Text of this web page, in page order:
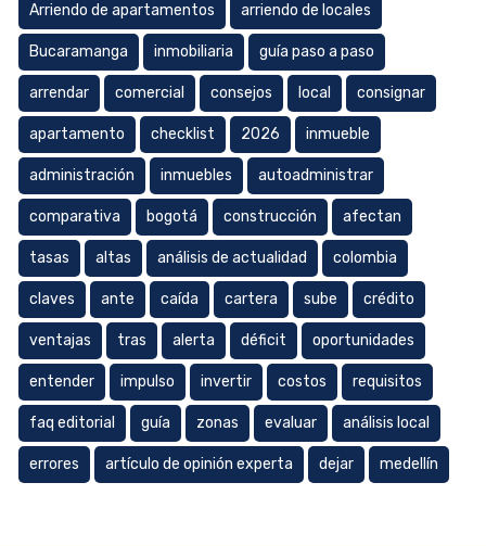
Arriendo de apartamentos arriendo de locales
Bucaramanga inmobiliaria guía paso a paso
arrendar comercial consejos local consignar
apartamento checklist 2026 inmueble
administración inmuebles autoadministrar
comparativa bogotá construcción afectan
tasas altas análisis de actualidad colombia
claves ante caída cartera sube crédito
ventajas tras alerta déficit oportunidades
entender impulso invertir costos requisitos
faq editorial guía zonas evaluar análisis local
errores artículo de opinión experta dejar medellín